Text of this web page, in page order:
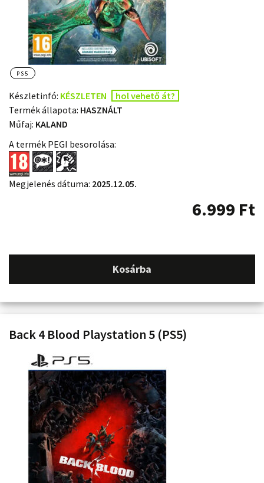
PS5
Készletinfó: KÉSZLETEN
hol vehető át?
Termék állapota: HASZNÁLT
Műfaj: KALAND
A termék PEGI besorolása:
Megjelenés dátuma: 2025.12.05.
6.999 Ft
Kosárba
Back 4 Blood Playstation 5 (PS5)